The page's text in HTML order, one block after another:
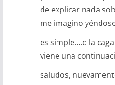
de explicar nada
me imagino
es simple….o la
viene una
saludos,